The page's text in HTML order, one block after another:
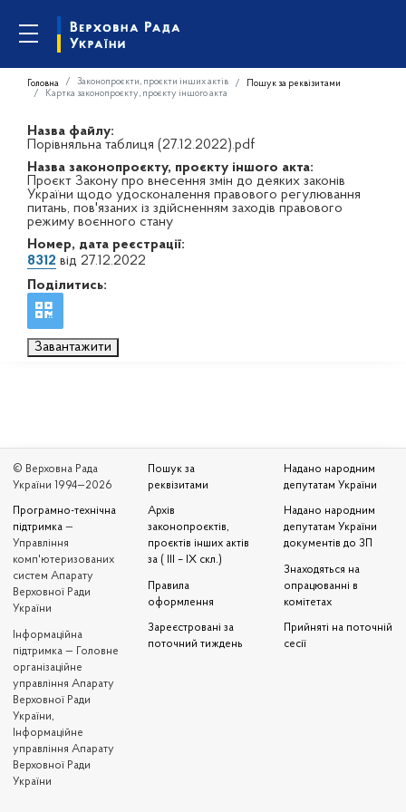
Головна Законопроєкти, проєкти інших актів
Пошук за реквізитами
Картка законопроєкту, проєкту іншого акта
Назва файлу:
Порівняльна таблиця (27.12.2022).pdf
Назва законопроєкту, проєкту іншого акта:
Проєкт Закону про внесення змін до деяких законів
України щодо удосконалення правового регулювання
питань, пов'язаних із здійсненням заходів правового
режиму воєнного стану
Номер, дата реєстрації:
8312 від 27.12.2022
Поділитись:
Завантажити
© Верховна Рада
України 1994—2026
Програмно-технічна
підтримка —
Управління
комп'ютеризованих
систем Апарату
Верховної Ради
України
Iнформаційна
підтримка — Головне
організаційне
управління Апарату
Верховної Ради
України,
Інформаційне
управління Апарату
Верховної Ради
України
Пошук за
реквізитами
Архів
законопроєктів,
проєктів інших актів
за ( III – IX скл.)
Правила
оформлення
Зареєстровані за
поточний тиждень
Надано народним
депутатам України
Надано народним
депутатам України
документів до ЗП
Знаходяться на
опрацюванні в
комітетах
Прийняті на поточній
сесії